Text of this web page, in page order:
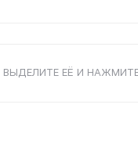
ЕЁ И